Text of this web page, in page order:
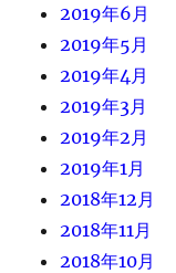
2019年6月
2019年5月
2019年4月
2019年3月
2019年2月
2019年1月
2018年12月
2018年11月
2018年10月